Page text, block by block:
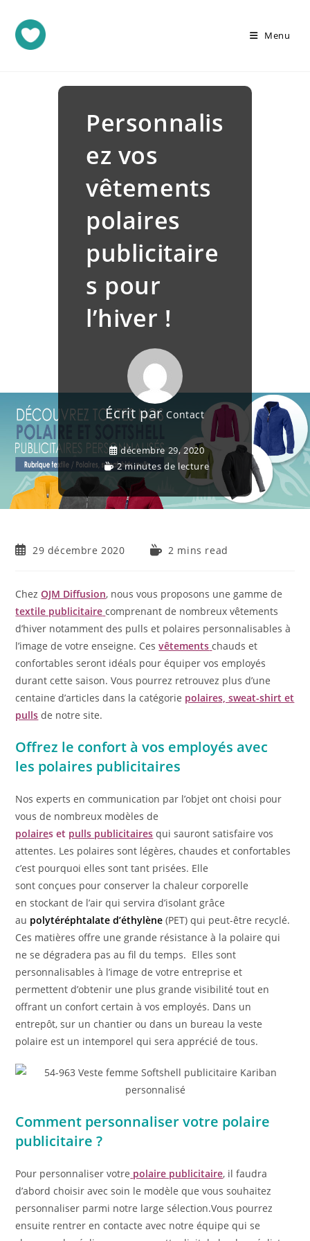
Menu
Personnalis
ez vos
vêtements
polaires
publicitaire
s pour
l’hiver !
Écrit parContact
décembre 29, 2020
2 minutes de lecture
29 décembre 2020 2 mins read
ChezOJM Diffusion, nous vous proposons une gamme de
textile publicitaire comprenant de nombreux vêtements
d’hiver notamment des pulls et polaires personnalisables à
l’image de votre enseigne. Cesvêtements chauds et
confortables seront idéals pour équiper vos employés
durant cette saison. Vous pourrez retrouvez plus d’une
centaine d’articles dans la catégorie polaires, sweat-shirt et
pulls de notre site.
Offrez le confort à vos employés avec
les polaires publicitaires
Nos experts en communication par l’objet ont choisi pour
vous de nombreux modèles de
polaires et pulls publicitaires qui sauront satisfaire vos
attentes. Les polaires sont légères, chaudes et confortables
c’est pourquoi elles sont tant prisées. Elle
sont conçues pour conserver la chaleur corporelle
en stockant de l’air qui servira d’isolant grâce
au polytéréphtalate d’éthylène (PET) qui peut-être recyclé.
Ces matières offre une grande résistance à la polaire qui
ne se dégradera pas au fil du temps. Elles sont
personnalisables à l’image de votre entreprise et
permettent d’obtenir une plus grande visibilité tout en
offrant un confort certain à vos employés. Dans un
entrepôt, sur un chantier ou dans un bureau la veste
polaire est un intemporel qui sera apprécié de tous.
Comment personnaliser votre polaire
publicitaire ?
Pour personnaliser votre polaire publicitaire, il faudra
d’abord choisir avec soin le modèle que vous souhaitez
personnaliser parmi notre large sélection.Vous pourrez
ensuite rentrer en contacte avec notre équipe qui se